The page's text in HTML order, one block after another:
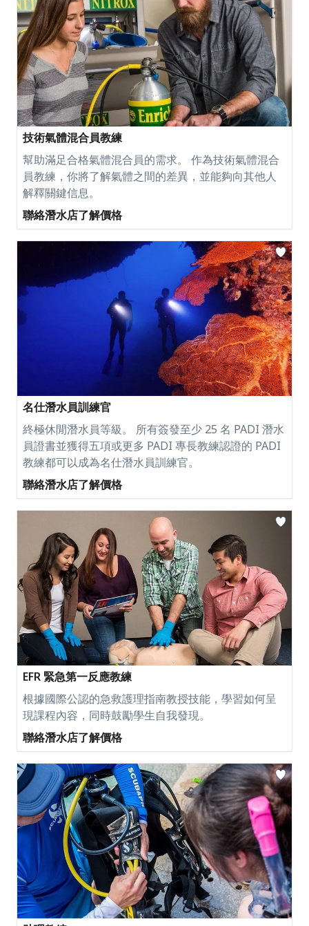
技術氣體混合員教練
幫助滿足合格氣體混合員的需求。 作為技術氣體混合
員教練，你將了解氣體之間的差異，並能夠向其他人
解釋關鍵信息。
聯絡潛水店了解價格
名仕潛水員訓練官
終極休閒潛水員等級。 所有簽發至少 25 名 PADI 潛水
員證書並獲得五項或更多 PADI 專長教練認證的 PADI
教練都可以成為名仕潛水員訓練官。
聯絡潛水店了解價格
EFR 緊急第一反應教練
根據國際公認的急救護理指南教授技能，學習如何呈
現課程內容，同時鼓勵學生自我發現。
聯絡潛水店了解價格